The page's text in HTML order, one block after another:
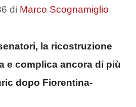
di Marco Scognamiglio
la ricostruzione
e complica ancora di più
dopo Fiorentina-